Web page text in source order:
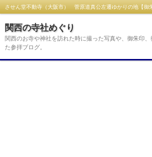
させん堂不動寺（大阪市） 菅原道真公左遷ゆかりの地【御
関西の寺社めぐり
関西のお寺や神社を訪れた時に撮った写真や、御朱印
た参拝ブログ。